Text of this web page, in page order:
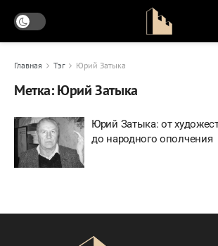
Главная Тэг Юрий Затыка
Метка:Юрий Затыка
Юрий Затыка: от
до народного ополчения